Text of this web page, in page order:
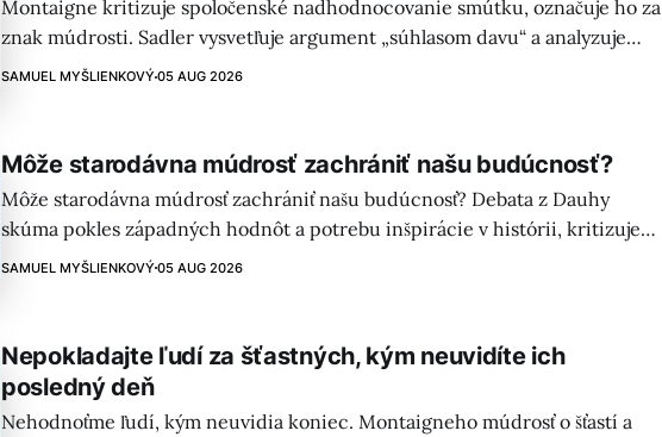
Montaigne kritizuje spoločenské nadhodnocovanie smútku, označuje ho za
znak múdrosti. Sadler vysvetľuje argument „súhlasom davu“ a analyzuje
príbehy kráľov, umelcov a ich reakcie na stratu.
SAMUEL MYŠLIENKOVÝ 05 AUG 2026
Môže starodávna múdrosť zachrániť našu budúcnosť?
Môže starodávna múdrosť zachrániť našu budúcnosť? Debata z Dauhy
skúma pokles západných hodnôt a potrebu inšpirácie v histórii, kritizuje
nacionalizmus a zdôrazňuje dôležitosť učenia sa od iných kultúr.
SAMUEL MYŠLIENKOVÝ 05 AUG 2026
Nepokladajte ľudí za šťastných, kým neuvidíte ich
posledný deň
Nehodnoťme ľudí, kým neuvidia koniec. Montaigneho múdrosť o šťastí a